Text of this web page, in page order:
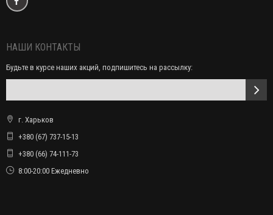
НАШИ КОНТАКТЫ
Будьте в курсе наших акций, подпишитесь на рассылку:
г. Харьков
+380 (67) 737-15-13
+380 (66) 74-111-73
8:00-20:00 Ежедневно